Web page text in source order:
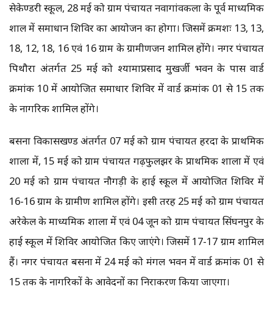
सेकेण्डरी स्कूल, 28 मई को ग्राम पंचायत नवागांवकला के पूर्व माध्यमिक
शाल में समाधान शिविर का आयोजन का होगा। जिसमें क्रमशः 13, 13,
18, 12, 18, 16 एवं 16 ग्राम के ग्रामीणजन शामिल होंगे। नगर पंचायत
पिथौरा अंतर्गत 25 मई को श्यामाप्रसाद मुखर्जी भवन के पास वार्ड
क्रमांक 10 में आयोजित समाधार शिविर में वार्ड क्रमांक 01 से 15 तक
के नागरिक शामिल होंगे।
बसना विकासखण्ड अंतर्गत 07 मई को ग्राम पंचायत हरदा के प्राथमिक
शाला में, 15 मई को ग्राम पंचायत गढ़फुलझर के प्राथमिक शाला में एवं
20 मई को ग्राम पंचायत नौगड़ी के हाई स्कूल में आयोजित शिविर में
16-16 ग्राम के ग्रामीण शामिल होंगे। इसी तरह 25 मई को ग्राम पंचायत
अरेकेल के माध्यमिक शाला में एवं 04 जून को ग्राम पंचायत सिंघनपुर के
हाई स्कूल में शिविर आयोजित किए जाएंगे। जिसमें 17-17 ग्राम शामिल
हैं। नगर पंचायत बसना में 24 मई को मंगल भवन में वार्ड क्रमांक 01 से
15 तक के नागरिकों के आवेदनों का निराकरण किया जाएगा।